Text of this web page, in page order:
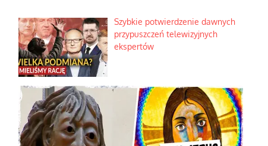
Szybkie potwierdzenie dawnych
przypuszczeń telewizyjnych
ekspertów